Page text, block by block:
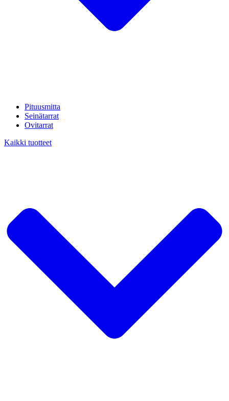
Pituusmitta
Seinätarrat
Ovitarrat
Kaikki tuotteet